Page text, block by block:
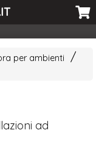
per ambienti
ad